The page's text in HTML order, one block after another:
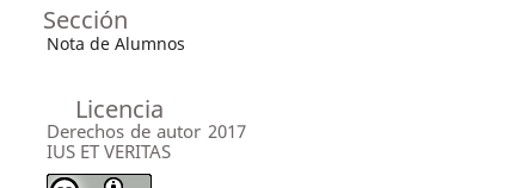
Sección
Nota de Alumnos
Licencia
Derechos de autor 2017
IUS ET VERITAS